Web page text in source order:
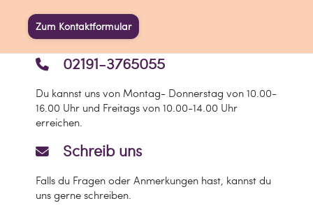
Zum Kontaktformular
Schreib uns
Falls du Fragen oder Anmerkungen hast, kannst du
uns gerne schreiben.
02191-3765055
Du kannst uns von Montag- Donnerstag von 10.00-
16.00 Uhr und Freitags von 10.00-14.00 Uhr
erreichen.